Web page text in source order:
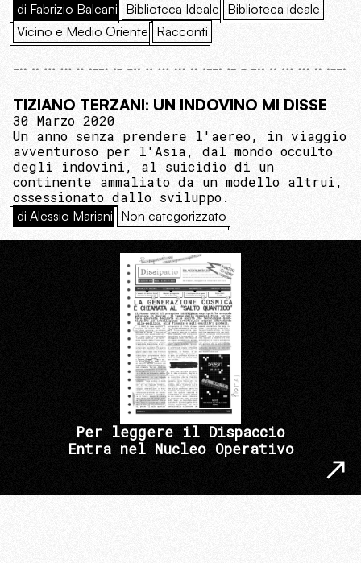
di Fabrizio Baleani Biblioteca Ideale Biblioteca ideale
Vicino e Medio Oriente Racconti
TIZIANO TERZANI: UN INDOVINO MI DISSE
30 Marzo 2020
Un anno senza prendere l'aereo, in viaggio
avventuroso per l'Asia, dal mondo occulto
degli indovini, al suicidio di un
continente ammaliato da un modello altrui,
ossessionato dallo sviluppo.
di Alessio Mariani Non categorizzato
Per leggere il Dispaccio
Entra nel Nucleo Operativo